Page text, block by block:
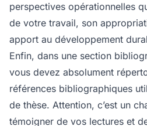
perspectives opérationnelles
de votre travail, son
apport au développement
Enfin, dans une section
vous devez absolument
références bibliographiques
de thèse. Attention, c’est un
témoigner de vos lectures et